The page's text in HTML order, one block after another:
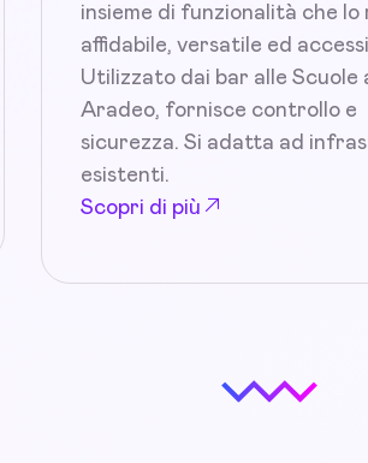
insieme di funzionalità che lo
affidabile, versatile ed
Utilizzato dai bar alle Scuole
Aradeo, fornisce controllo e
sicurezza. Si adatta ad
esistenti.
Scopri di più